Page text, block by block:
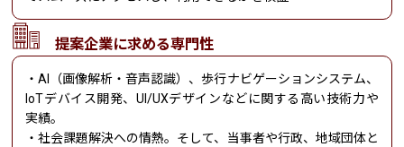
提案企業に求める専門性
・AI（画像解析・音声認識）、歩行ナビゲーションシステム、
IoTデバイス開発、UI/UXデザインなどに関する高い技術力や
実績。
・社会課題解決への情熱。そして、当事者や行政、地域団体と